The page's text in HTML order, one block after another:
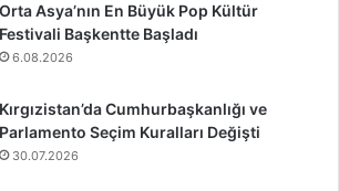
Orta Asya’nın En Büyük Pop Kültür
Festivali Başkentte Başladı
6.08.2026
Kırgızistan’da Cumhurbaşkanlığı ve
Parlamento Seçim Kuralları Değişti
30.07.2026